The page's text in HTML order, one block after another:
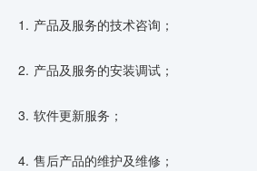
1. 产品及服务的技术咨询；
2. 产品及服务的安装调试；
3. 软件更新服务；
4. 售后产品的维护及维修；